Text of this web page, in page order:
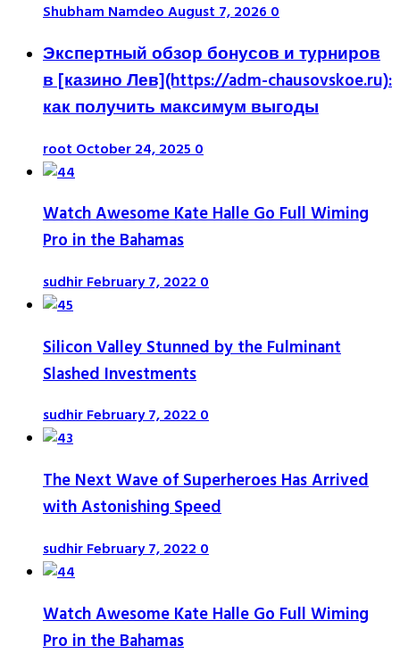
Shubham NamdeoAugust 7, 20260
Экспертный обзор бонусов и турниров
в [казино Лев](https://adm-chausovskoe.ru):
как получить максимум выгоды
rootOctober 24, 20250
Watch Awesome Kate Halle Go Full Wiming
Pro in the Bahamas
sudhirFebruary 7, 20220
Silicon Valley Stunned by the Fulminant
Slashed Investments
sudhirFebruary 7, 20220
The Next Wave of Superheroes Has Arrived
with Astonishing Speed
sudhirFebruary 7, 20220
Watch Awesome Kate Halle Go Full Wiming
Pro in the Bahamas